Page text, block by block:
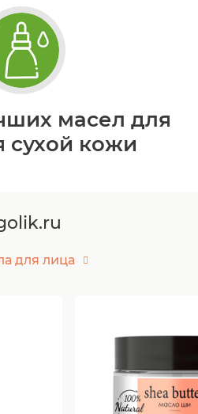
масел для
сухой кожи
для лица